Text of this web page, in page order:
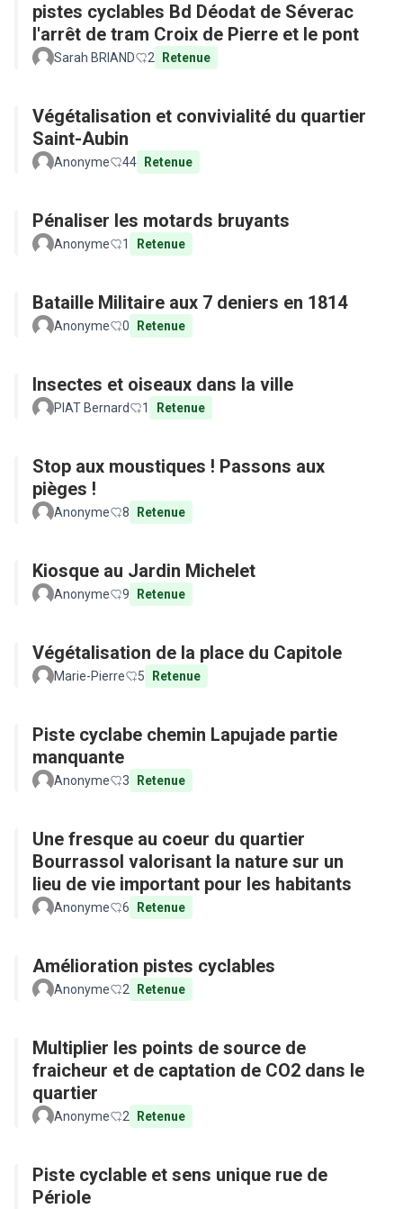
pistes cyclables Bd Déodat de Séverac
l'arrêt de tram Croix de Pierre et le pont
Sarah BRIAND 2 Retenue
Végétalisation et convivialité du quartier
Saint-Aubin
Anonyme 44 Retenue
Pénaliser les motards bruyants
Anonyme 1 Retenue
Bataille Militaire aux 7 deniers en 1814
Anonyme 0 Retenue
Insectes et oiseaux dans la ville
PIAT Bernard 1 Retenue
Stop aux moustiques ! Passons aux
pièges !
Anonyme 8 Retenue
Kiosque au Jardin Michelet
Anonyme 9 Retenue
Végétalisation de la place du Capitole
Marie-Pierre 5 Retenue
Piste cyclabe chemin Lapujade partie
manquante
Anonyme 3 Retenue
Une fresque au coeur du quartier
Bourrassol valorisant la nature sur un
lieu de vie important pour les habitants
Anonyme 6 Retenue
Amélioration pistes cyclables
Anonyme 2 Retenue
Multiplier les points de source de
fraicheur et de captation de CO2 dans le
quartier
Anonyme 2 Retenue
Piste cyclable et sens unique rue de
Périole